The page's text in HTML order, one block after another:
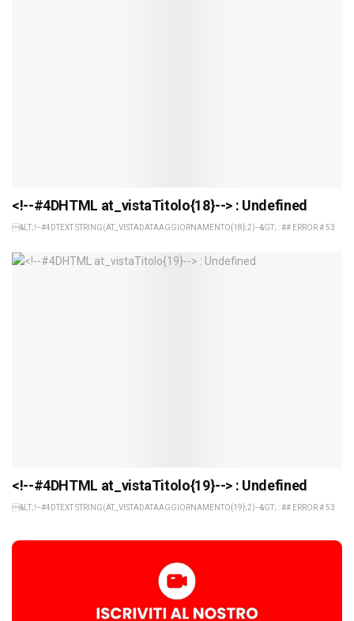
<!--#4DHTML at_vistaTitolo{18}--> : Undefined
&LT;!--#4DTEXT STRING(AT_VISTADATAAGGIORNAMENTO{18};2)--&GT; : ## ERROR # 53
<!--#4DHTML at_vistaTitolo{19}--> : Undefined
&LT;!--#4DTEXT STRING(AT_VISTADATAAGGIORNAMENTO{19};2)--&GT; : ## ERROR # 53